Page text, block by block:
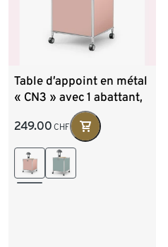
Table d’appoint en métal
« CN3 » avec 1 abattant,
249.00 CHF